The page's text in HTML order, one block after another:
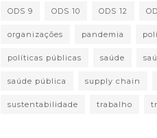
ODS 9 ODS 10 ODS 12
organizações pandemia
políticas públicas saúde
saúde pública supply chain
sustentabilidade trabalho